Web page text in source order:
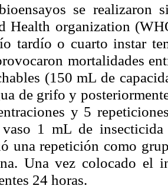
se realizaron
Health organization
tardío o cuarto instar
mortalidades
(150 mL de
de grifo y
y 5
vaso 1 mL de insecticida
una repetición como
Una vez colocado el
24 horas.